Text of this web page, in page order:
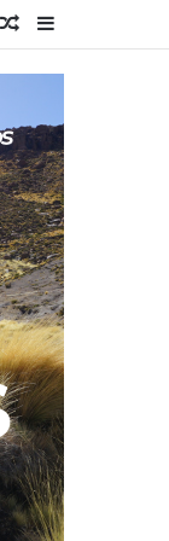
Publicacion al
Barra lateral